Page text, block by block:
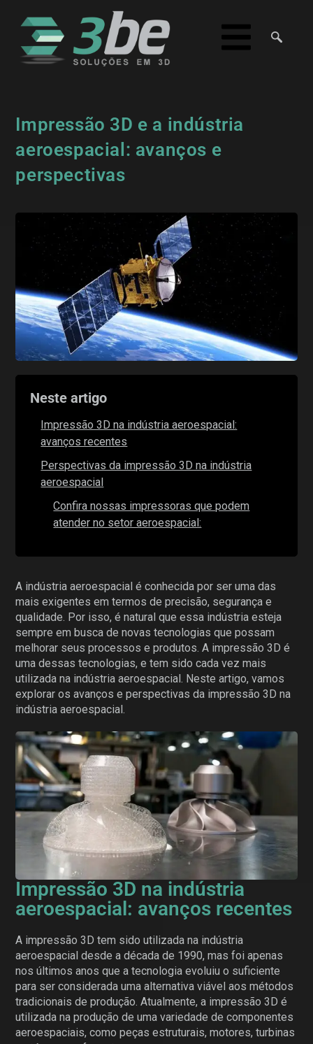
Impressão 3D e a indústria
aeroespacial: avanços e
perspectivas
Neste artigo
Impressão 3D na indústria aeroespacial:
avanços recentes
Perspectivas da impressão 3D na indústria
aeroespacial
Confira nossas impressoras que podem
atender no setor aeroespacial:
A indústria aeroespacial é conhecida por ser uma das
mais exigentes em termos de precisão, segurança e
qualidade. Por isso, é natural que essa indústria esteja
sempre em busca de novas tecnologias que possam
melhorar seus processos e produtos. A impressão 3D é
uma dessas tecnologias, e tem sido cada vez mais
utilizada na indústria aeroespacial. Neste artigo, vamos
explorar os avanços e perspectivas da impressão 3D na
indústria aeroespacial.
Impressão 3D na indústria
aeroespacial: avanços recentes
A impressão 3D tem sido utilizada na indústria
aeroespacial desde a década de 1990, mas foi apenas
nos últimos anos que a tecnologia evoluiu o suficiente
para ser considerada uma alternativa viável aos métodos
tradicionais de produção. Atualmente, a impressão 3D é
utilizada na produção de uma variedade de componentes
aeroespaciais, como peças estruturais, motores, turbinas